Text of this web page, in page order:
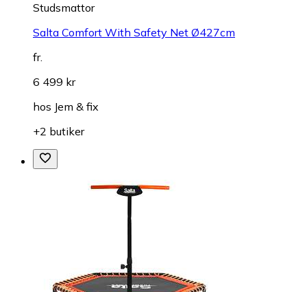
Studsmattor
Salta Comfort With Safety Net Ø427cm
fr.
6 499 kr
hos Jem & fix
+2 butiker